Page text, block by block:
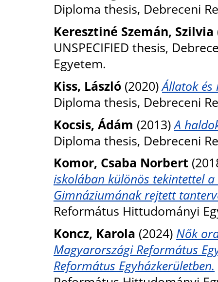
Diploma thesis, Debreceni
Keresztiné Szemán, Szilvia
UNSPECIFIED thesis,
Egyetem.
Kiss, László (2020)Állatok
Diploma thesis, Debreceni
Kocsis, Ádám (2013)A
Diploma thesis, Debreceni
Komor, Csaba Norbert
iskolában különös tekintettel
Gimnáziumának rejtett
Református Hittudományi
Koncz, Karola (2024) Nők
Magyarországi Református
Református Egyházkerületben.